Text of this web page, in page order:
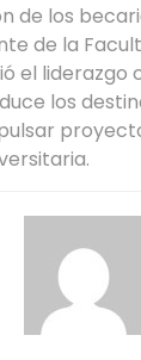
de los
de la
el liderazgo
los